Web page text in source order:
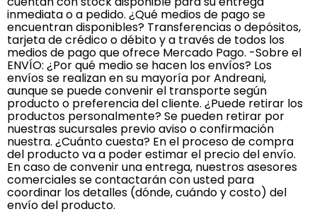
inmediata o a pedido. ¿Qué medios de pago se
encuentran disponibles? Transferencias o depósitos,
tarjeta de crédico o débito y a través de todos los
medios de pago que ofrece Mercado Pago. -Sobre el
ENVÍO: ¿Por qué medio se hacen los envíos? Los
envíos se realizan en su mayoría por Andreani,
aunque se puede convenir el transporte según
producto o preferencia del cliente. ¿Puede retirar los
productos personalmente? Se pueden retirar por
nuestras sucursales previo aviso o confirmación
nuestra. ¿Cuánto cuesta? En el proceso de compra
del producto va a poder estimar el precio del envío.
En caso de convenir una entrega, nuestros asesores
comerciales se contactarán con usted para
coordinar los detalles (dónde, cuándo y costo) del
envío del producto.